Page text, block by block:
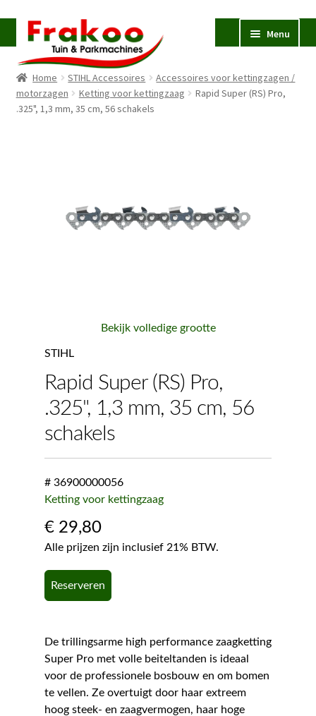
Ga
door
naar
navigatie
Ga
naar
de
inhoud
Menu
Homepage
Verkoop en Reparatie
Contact
Home STIHL Accessoires
Accessoires voor kettingzagen /
motorzagen
Ketting voor kettingzaag
Rapid Super (RS) Pro,
.325", 1,3 mm, 35 cm, 56 schakels
Bekijk volledige grootte
STIHL
Rapid Super (RS) Pro,
.325", 1,3 mm, 35 cm, 56
schakels
# 36900000056
Ketting voor kettingzaag
€29,80
Alle prijzen zijn inclusief 21% BTW.
Reserveren
De trillingsarme high performance zaagketting
Super Pro met volle beiteltanden is ideaal
voor de professionele bosbouw en om bomen
te vellen. Ze overtuigt door haar extreem
hoog steek- en zaagvermogen, haar hoge